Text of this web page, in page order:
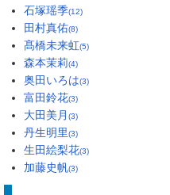
石塚瑶季(12)
田村真佑(8)
髙橋未来虹(5)
森本茉莉(4)
奥田いろは(3)
富田鈴花(3)
大田美月 (3)
丹生明里(3)
生田絵梨花(3)
加藤史帆(3)